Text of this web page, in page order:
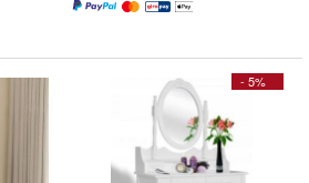
- 5%